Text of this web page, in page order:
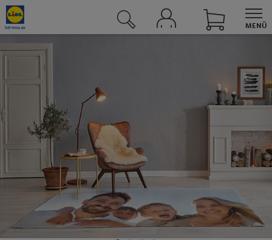
MENÜ
Fotos & Grußkarten
Fotobücher
Fotokalender
Wandbilder
Fotogeschenke
Fotoblock
Textilien